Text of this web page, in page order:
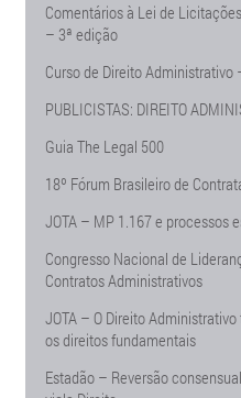
Comentários à Lei de
– 3ª edição
Curso de Direito Administrativo
PUBLICISTAS: DIREITO
Guia The Legal 500
18º Fórum Brasileiro de
JOTA – MP 1.167 e processos
Congresso Nacional de
Contratos Administrativos
JOTA – O Direito
os direitos fundamentais
Estadão – Reversão